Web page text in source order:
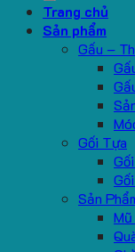
Trang chủ
Sản phẩm
Gấu –
Gối Tựa
Sản